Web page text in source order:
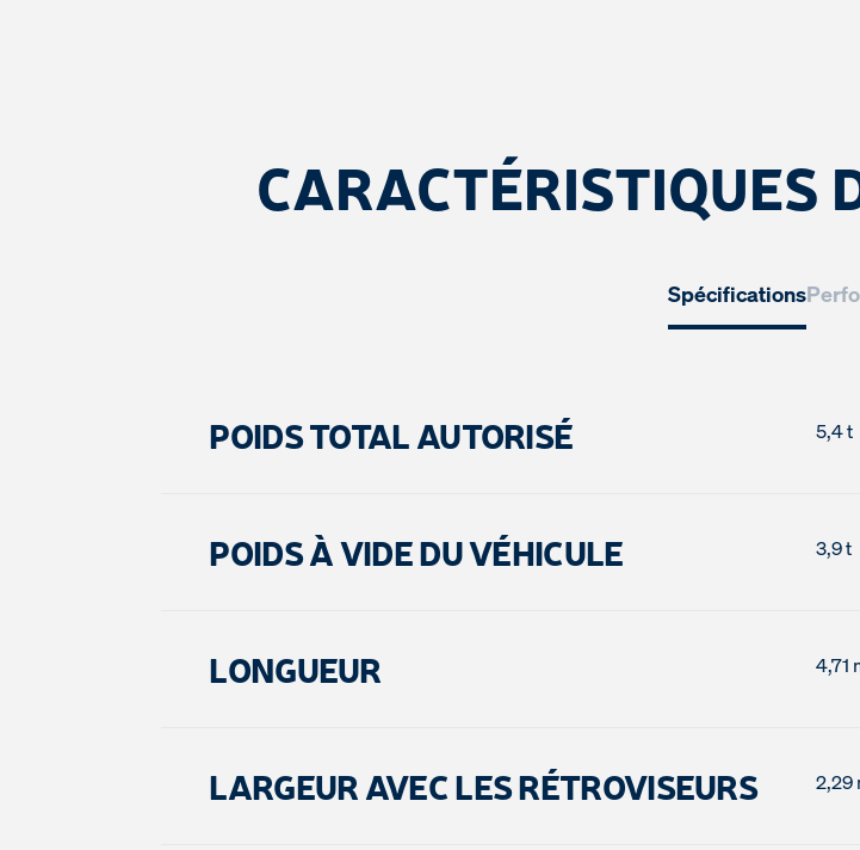
CARACTÉRISTIQUES
Spécifications
POIDS TOTAL AUTORISÉ 5,4 t
POIDS À VIDE DU VÉHICULE 3,9 t
LONGUEUR 4,71
LARGEUR AVEC LES RÉTROVISEURS 2,29